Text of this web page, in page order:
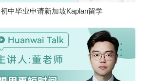
初中毕业申请新加坡Kaplan留学